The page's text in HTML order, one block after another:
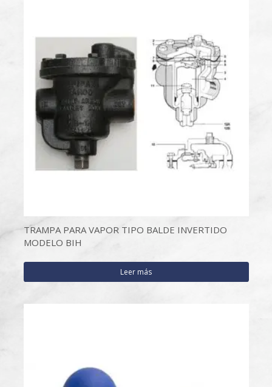
TRAMPA PARA VAPOR TIPO BALDE INVERTIDO
MODELO BIH
Leer más